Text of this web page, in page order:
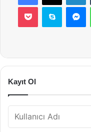
Pocket Skype
Kayıt Ol